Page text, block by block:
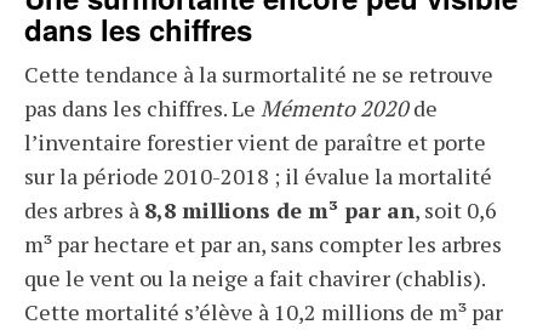
dans les chiffres
Cette tendance à la surmortalité ne se retrouve
pas dans les chiffres. Le Mémento 2020de
l’inventaire forestier vient de paraître et porte
sur la période 2010-2018 ; il évalue la mortalité
des arbres à 8,8 millions de m³ par an, soit 0,6
m³ par hectare et par an, sans compter les arbres
que le vent ou la neige a fait chavirer (chablis).
Cette mortalité s’élève à 10,2 millions de m³ par